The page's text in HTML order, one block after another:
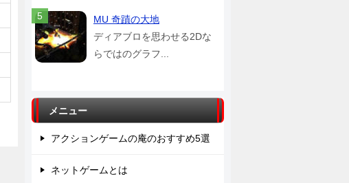
MU 奇蹟の大地
ディアブロを思わせる2Dな
らではのグラフ...
メニュー
アクションゲームの庵のおすすめ5選
ネットゲームとは